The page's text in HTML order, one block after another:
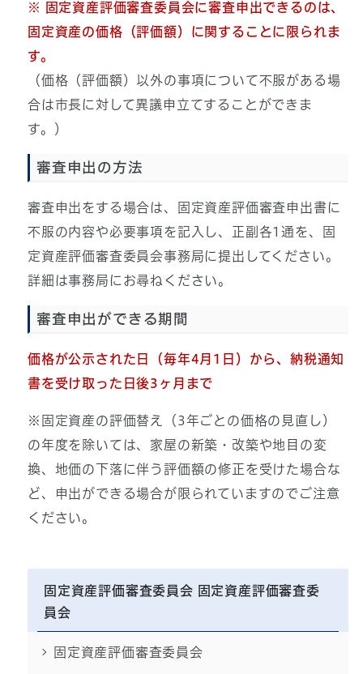
※ 固定資産評価審査委員会に審査申出できるのは、
固定資産の価格（評価額）に関することに限られま
す。
（価格（評価額）以外の事項について不服がある場
合は市長に対して異議申立てすることができま
す。）
審査申出の方法
審査申出をする場合は、固定資産評価審査申出書に
不服の内容や必要事項を記入し、正副各1通を、固
定資産評価審査委員会事務局に提出してください。
詳細は事務局にお尋ねください。
審査申出ができる期間
価格が公示された日（毎年4月1日）から、納税通知
書を受け取った日後3ヶ月まで
※固定資産の評価替え（3年ごとの価格の見直し）
の年度を除いては、家屋の新築・改築や地目の変
換、地価の下落に伴う評価額の修正を受けた場合な
ど、申出ができる場合が限られていますのでご注意
ください。
固定資産評価審査委員会 固定資産評価審査委
員会
固定資産評価審査委員会